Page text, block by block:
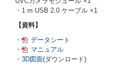
・1 m USB 2.0 ケーブル ×1
【資料】
・
データシート
・
マニュアル
・ 3D図面(ダウンロード)